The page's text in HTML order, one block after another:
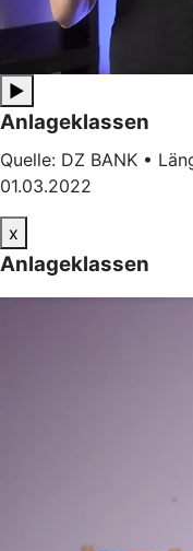
▶
Anlageklassen
Quelle: DZ BANK •
01.03.2022
x
Anlageklassen